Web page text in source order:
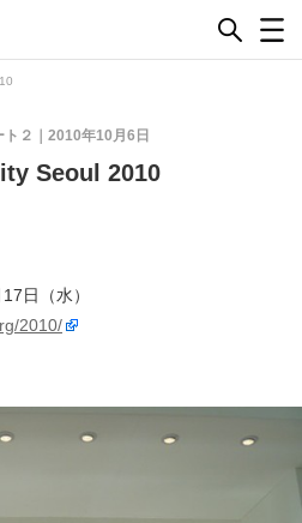
2010年10月6日
ト２
Seoul 2010
日（水）
2010/